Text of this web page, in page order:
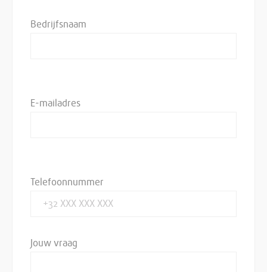
Bedrijfsnaam
E-mailadres
Telefoonnummer
Jouw vraag